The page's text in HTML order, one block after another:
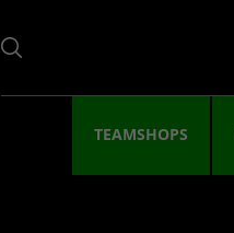
TEAMSHOPS